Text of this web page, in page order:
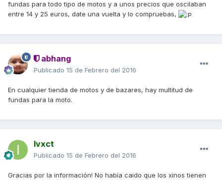
fundas para todo tipo de motos y a unos precios que oscilaban
entre 14 y 25 euros, date una vuelta y lo compruebas,
abhang
Publicado 15 de Febrero del 2016
En cualquier tienda de motos y de bazares, hay multitud de
fundas para la moto.
Ivxct
Publicado 15 de Febrero del 2016
Gracias por la información! No había caido que los xinos tienen